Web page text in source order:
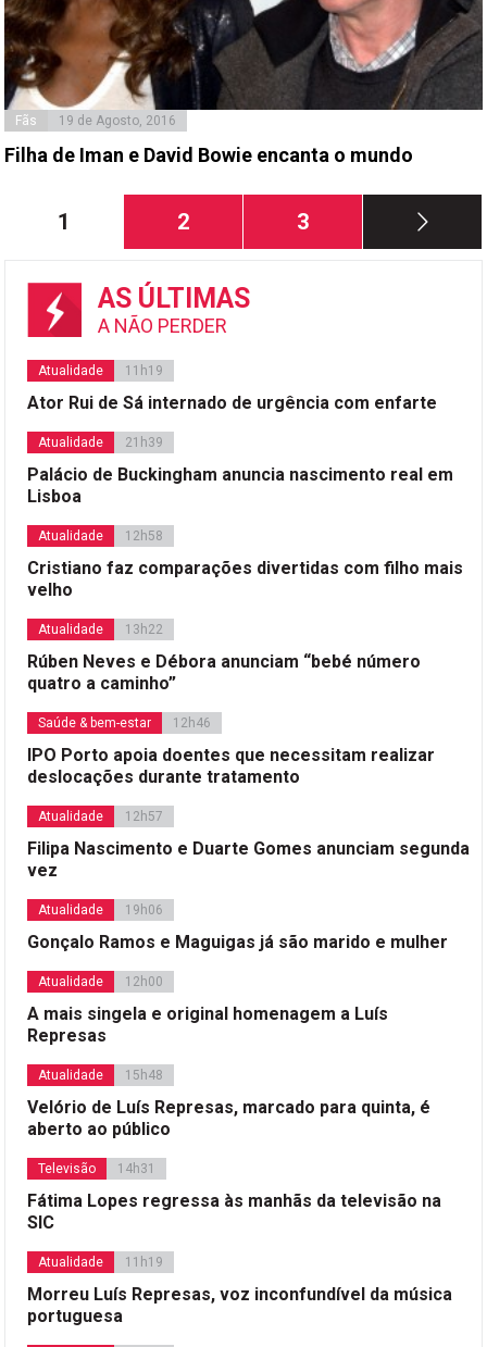
Fãs 19 de Agosto, 2016
Filha de Iman e David Bowie encanta o mundo
Paginação
conteúdos
Página
1 Página
2 Página
3
AS ÚLTIMAS
A NÃO PERDER
Atualidade 11h19
Ator Rui de Sá internado de urgência com enfarte
Atualidade 21h39
Palácio de Buckingham anuncia nascimento real em
Lisboa
Atualidade 12h58
Cristiano faz comparações divertidas com filho mais
velho
Atualidade 13h22
Rúben Neves e Débora anunciam “bebé número
quatro a caminho”
Saúde & bem-estar 12h46
IPO Porto apoia doentes que necessitam realizar
deslocações durante tratamento
Atualidade 12h57
Filipa Nascimento e Duarte Gomes anunciam segunda
vez
Atualidade 19h06
Gonçalo Ramos e Maguigas já são marido e mulher
Atualidade 12h00
A mais singela e original homenagem a Luís
Represas
Atualidade 15h48
Velório de Luís Represas, marcado para quinta, é
aberto ao público
Televisão 14h31
Fátima Lopes regressa às manhãs da televisão na
SIC
Atualidade 11h19
Morreu Luís Represas, voz inconfundível da música
portuguesa